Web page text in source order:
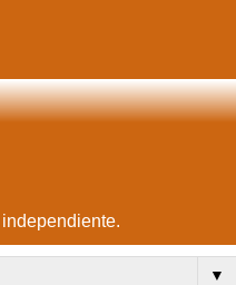
▼